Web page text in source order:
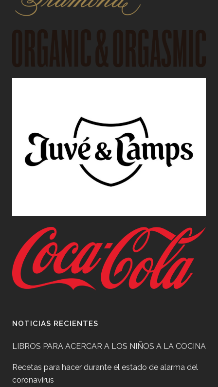
NOTICIAS RECIENTES
LIBROS PARA ACERCAR A LOS NIÑOS A LA COCINA
Recetas para hacer durante el estado de alarma del
coronavirus